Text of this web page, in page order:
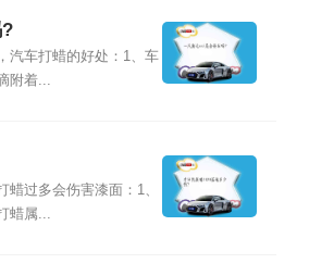
汽车打蜡的好处：1、车
附着...
蜡过多会伤害漆面：1、
蜡属...